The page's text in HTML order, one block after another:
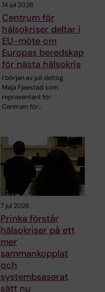
14 jul 2026
Centrum för
hälsokriser deltar i
EU-möte om
Europas beredskap
för nästa hälsokris
I början av juli deltog
Maja Fjaestad som
representant för
Centrum för…
7 jul 2026
Prinka förstår
hälsokriser på ett
mer
sammankopplat
och
systembsaserat
sätt nu